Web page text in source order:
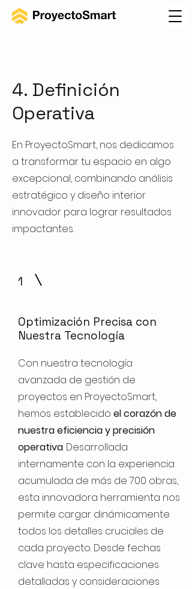
4. Definición
Operativa
En ProyectoSmart, nos dedicamos
a transformar tu espacio en algo
excepcional, combinando análisis
estratégico y diseño interior
innovador para lograr resultados
impactantes.
1
Optimización Precisa con
Nuestra Tecnología
Con nuestra tecnología
avanzada de gestión de
proyectos en ProyectoSmart,
hemos establecido el corazón de
nuestra eficiencia y precisión
operativa. Desarrollada
internamente con la experiencia
acumulada de más de 700 obras,
esta innovadora herramienta nos
permite cargar dinámicamente
todos los detalles cruciales de
cada proyecto. Desde fechas
clave hasta especificaciones
detalladas y consideraciones